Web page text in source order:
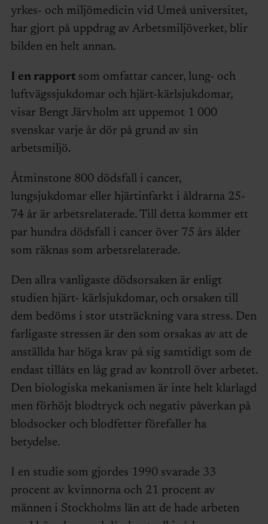
yrkes- och miljömedicin vid Umeå universitet,
har gjort på uppdrag av Arbetsmiljöverket, blir
bilden en helt annan.
I en rapport som omfattar cancer, lung- och
luftvägssjukdomar och hjärt-kärlsjukdomar,
visar Bengt Järvholm att uppemot 1 000
svenskar varje år dör på grund av sin
arbetsmiljö.
Åtminstone 800 dödsfall i cancer,
lungsjukdomar eller hjärtinfarkt i åldrarna 25-
74 år är arbetsrelaterade. Till detta kommer ett
par hundra dödsfall i cancer över 75 års ålder
som räknas som arbetsrelaterade.
Den allra vanligaste dödsorsaken är enligt
studien hjärt- kärlsjukdomar, och orsaken till
dem bedöms i stor utsträckning vara stress. Den
farligaste stressen är den som orsakas av att de
anställda har höga krav på sig samtidigt som de
endast tillåts en låg grad av kontroll över arbetet.
Den biologiska mekanismen är inte helt klarlagd
men förhöjt blodtryck och negativ påverkan på
blodsocker och blodfetter förefaller ha
betydelse.
I en studie som gjordes 1990 svarade 33
procent av kvinnorna och 21 procent av
männen i Stockholms län att de hade arbeten